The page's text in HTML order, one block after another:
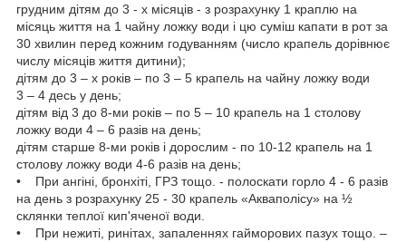
грудним дітям до 3 - х місяців - з розрахунку 1 краплю на
місяць життя на 1 чайну ложку води і цю суміш капати в рот за
30 хвилин перед кожним годуванням (число крапель дорівнює
числу місяців життя дитини);
дітям до 3 – х років – по 3 – 5 крапель на чайну ложку води
3 – 4 десь у день;
дітям від 3 до 8-ми років – по 5 – 10 крапель на 1 столову
ложку води 4 – 6 разів на день;
дітям старше 8-ми років і дорослим - по 10-12 крапель на 1
столову ложку води 4-6 разів на день;
• При ангіні, бронхіті, ГРЗ тощо. - полоскати горло 4 - 6 разів
на день з розрахунку 25 - 30 крапель «Акваполісу» на ½
склянки теплої кип'яченої води.
• При нежиті, ринітах, запаленнях гайморових пазух тощо. –